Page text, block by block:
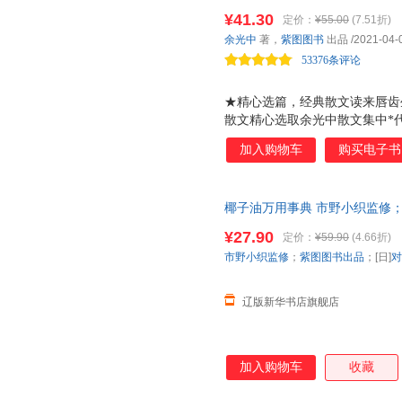
浆），让养生融入日常，简单
热，秋润燥养肺，冬补肾。 四
胶山药粥
集！少年与回忆的交织，青春
★精心选篇，经典散文读来唇
散文精心选取余光中散文集中*
典篇目，像《听听那冷雨》，
游》《猛虎和蔷薇》等。不仅
伸。契合作者风格的插画无疑
雨。文质兼美的内容加上栩栩
旧日时光好，少年正天真；后
¥41.30 定价： ¥55.00 (7.51折)
53376条评论
余光中 著， 紫图图书 出品 /2021-04-
加入购物车 购买电子书
椰子油万用事典 市野小织监修
¥27.90 定价： ¥59.90 (4.66折)
辽版新华书店旗舰店
市野小织监修 ； 紫图图书出品 ；[日]
加入购物车 收藏